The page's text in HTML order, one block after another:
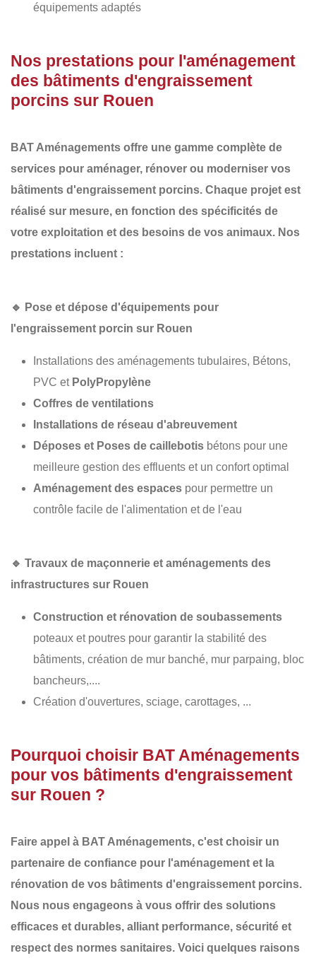
équipements adaptés
Nos prestations pour l'aménagement
des bâtiments d'engraissement
porcins sur Rouen
BAT Aménagements offre une gamme complète de
services pour aménager, rénover ou moderniser vos
bâtiments d'engraissement porcins. Chaque projet est
réalisé sur mesure, en fonction des spécificités de
votre exploitation et des besoins de vos animaux. Nos
prestations incluent :
🔹 Pose et dépose d'équipements pour
l'engraissement porcin sur Rouen
Installations des aménagements tubulaires, Bétons,
PVC et PolyPropylène
Coffres de ventilations
Installations de réseau d'abreuvement
Déposes et Poses de caillebotis bétons pour une
meilleure gestion des effluents et un confort optimal
Aménagement des espaces pour permettre un
contrôle facile de l'alimentation et de l'eau
🔹 Travaux de maçonnerie et aménagements des
infrastructures sur Rouen
Construction et rénovation de soubassements
poteaux et poutres pour garantir la stabilité des
bâtiments, création de mur banché, mur parpaing, bloc
bancheurs,....
Création d'ouvertures, sciage, carottages, ...
Pourquoi choisir BAT Aménagements
pour vos bâtiments d'engraissement
sur Rouen ?
Faire appel à BAT Aménagements, c'est choisir un
partenaire de confiance pour l'aménagement et la
rénovation de vos bâtiments d'engraissement porcins.
Nous nous engageons à vous offrir des solutions
efficaces et durables, alliant performance, sécurité et
respect des normes sanitaires. Voici quelques raisons